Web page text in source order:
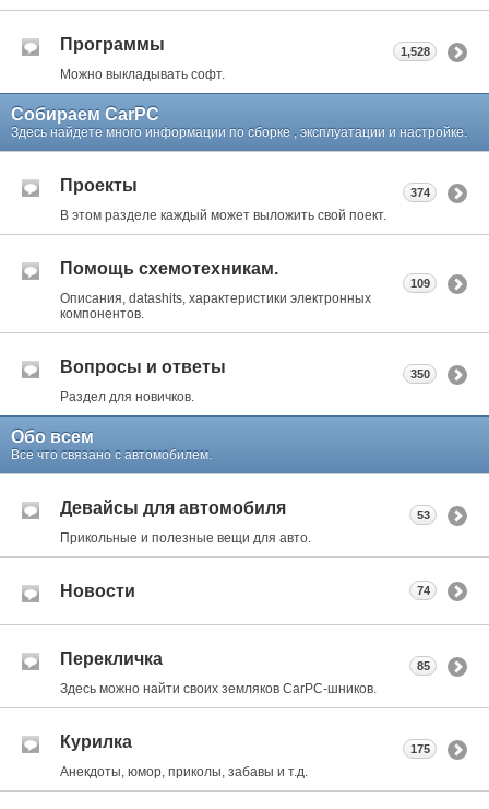
Программы
Можно выкладывать софт.
1,528
Собираем CarPC
Здесь найдете много информации по сборке , эксплуатации и настройке.
Проекты
В этом разделе каждый может выложить свой поект.
374
Помощь схемотехникам.
Описания, datashits, характеристики электронных
компонентов.
109
Вопросы и ответы
Раздел для новичков.
350
Обо всем
Все что связано с автомобилем.
Девайсы для автомобиля
Прикольные и полезные вещи для авто.
53
Новости 74
Перекличка
Здесь можно найти своих земляков CarPC-шников.
85
Курилка
Анекдоты, юмор, приколы, забавы и т.д.
175